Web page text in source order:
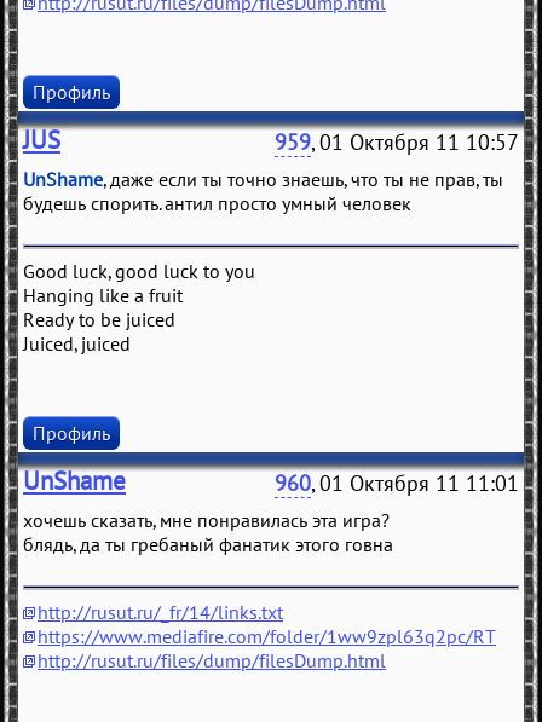
Профиль
JUS 959, 01 Октября 11 10:57
UnShame, даже если ты точно знаешь, что ты не прав, ты
будешь спорить. антил просто умный человек
Good luck, good luck to you
Hanging like a fruit
Ready to be juiced
Juiced, juiced
Профиль
UnShame 960, 01 Октября 11 11:01
хочешь сказать, мне понравилась эта игра?
блядь, да ты гребаный фанатик этого говна
http://rusut.ru/_fr/14/links.txt
https://www.mediafire.com/folder/1ww9zpl63q2pc/RT
http://rusut.ru/files/dump/filesDump.html